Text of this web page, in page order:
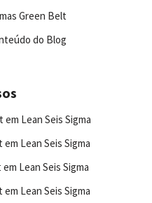
Green Belt
do Blog
Lean Seis Sigma
Lean Seis Sigma
Lean Seis Sigma
Lean Seis Sigma